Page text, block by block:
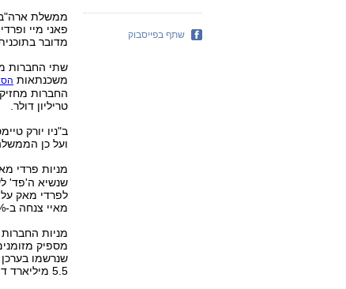
ממשלת
פאני מיי
מדובר
משכנתאות
טריליון דולר.
ב"ניו יורק
ועל כן
מניות פרדי
שנשיא ה'פד'
מאיי צנחה ב-14%.
מניות
מספיק
שנרשמו
5.5 מיליארד דולר", כך נמסר מ-UBS.
שתף בפייסבוק